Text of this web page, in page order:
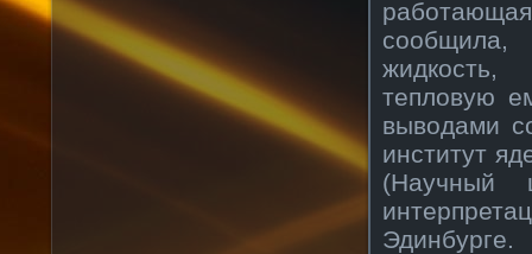
сообщила,
жидкость,
тепловую
выводами
институт
(Научный
Эдинбурге.